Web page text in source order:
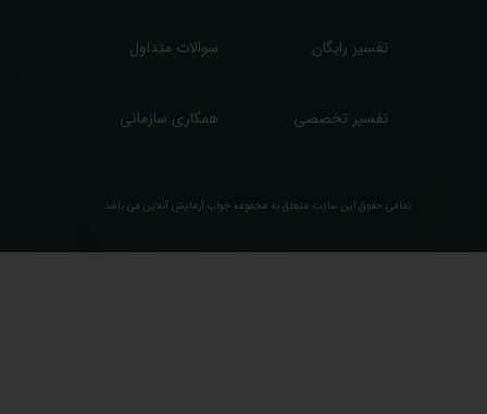
تمامی حقوق این سایت متعلق به مجموعه ​جواب آزمایش آنلاین می باشد.
تفسیر تخصصی
تفسیر رایگان سوالات متداول
همکاری سازمانی